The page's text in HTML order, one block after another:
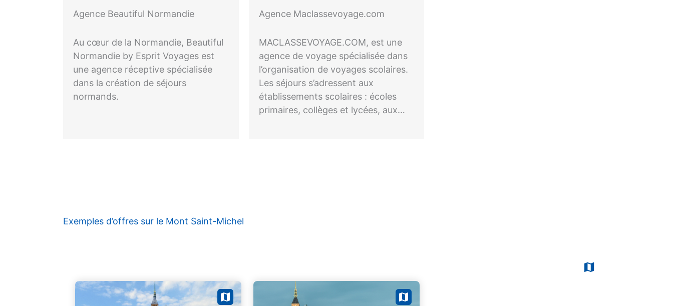
Agence Beautiful Normandie
Au cœur de la Normandie, Beautiful
Normandie by Esprit Voyages est
une agence réceptive spécialisée
dans la création de séjours
normands.
Agence Maclassevoyage.com
MACLASSEVOYAGE.COM, est une
agence de voyage spécialisée dans
l’organisation de voyages scolaires.
Les séjours s’adressent aux
établissements scolaires : écoles
primaires, collèges et lycées, aux…
Exemples d’offres sur le Mont Saint-Michel